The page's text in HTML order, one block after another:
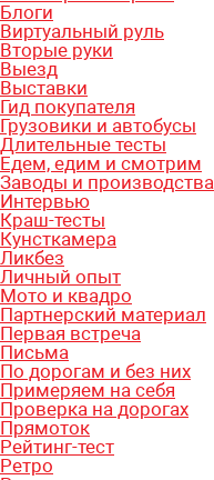
Блоги
Виртуальный руль
Вторые руки
Выезд
Выставки
Гид покупателя
Грузовики и автобусы
Длительные тесты
Едем, едим и смотрим
Заводы и производства
Интервью
Краш-тесты
Кунсткамера
Ликбез
Личный опыт
Мото и квадро
Партнерский материал
Первая встреча
Письма
По дорогам и без них
Примеряем на себя
Проверка на дорогах
Прямоток
Рейтинг-тест
Ретро